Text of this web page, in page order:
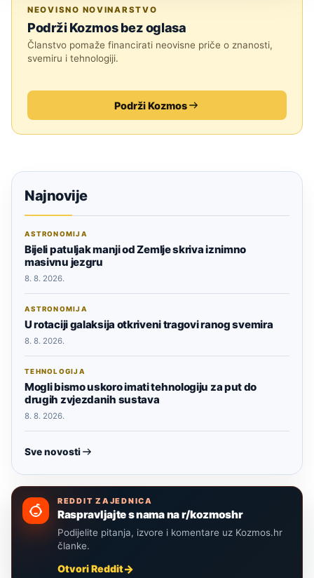
NEOVISNO NOVINARSTVO
Podrži Kozmos bez oglasa
Članstvo pomaže financirati neovisne priče o znanosti,
svemiru i tehnologiji.
Podrži Kozmos
Najnovije
ASTRONOMIJA
Bijeli patuljak manji od Zemlje skriva iznimno
masivnu jezgru
8. 8. 2026.
ASTRONOMIJA
U rotaciji galaksija otkriveni tragovi ranog svemira
8. 8. 2026.
TEHNOLOGIJA
Mogli bismo uskoro imati tehnologiju za put do
drugih zvjezdanih sustava
8. 8. 2026.
Sve novosti
REDDIT ZAJEDNICA
Raspravljajte s nama na r/kozmoshr
Podijelite pitanja, izvore i komentare uz Kozmos.hr
članke.
Otvori Reddit